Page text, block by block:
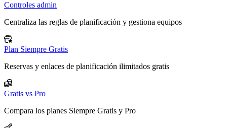
Controles admin
Centraliza las reglas de planificación y gestiona equipos
Plan Siempre Gratis
Reservas y enlaces de planificación ilimitados gratis
Gratis vs Pro
Compara los planes Siempre Gratis y Pro